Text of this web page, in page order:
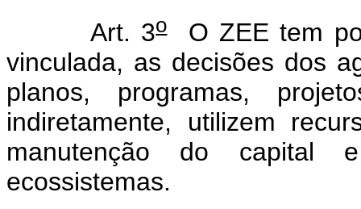
Art. 3oO ZEE tem
vinculada, as decisões dos
planos, programas,
indiretamente, utilizem
manutenção do capital
ecossistemas.